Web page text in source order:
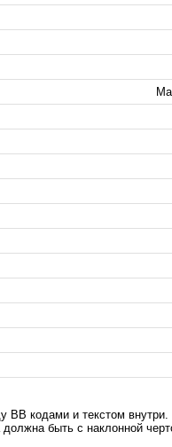
BB кодами и текстом внутри.
быть с наклонной